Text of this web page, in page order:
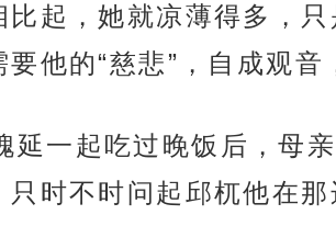
比起，她就凉薄得多，
他的“慈悲”，自成观音
延一起吃过晚饭后，母
只时不时问起邱杌他在